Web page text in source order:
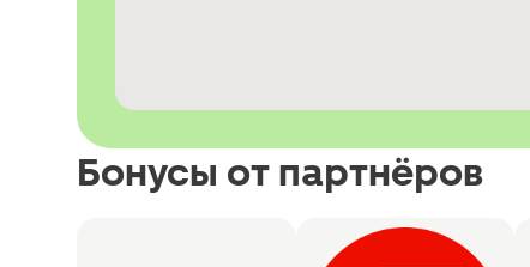
Бонусы от партнёров